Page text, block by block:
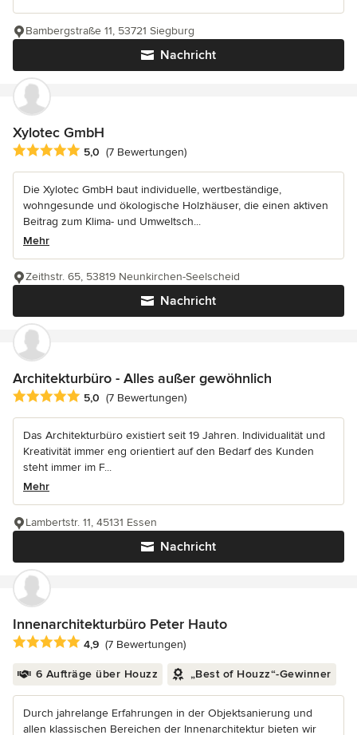
Nachricht
Bambergstraße 11, 53721 Siegburg
Xylotec GmbH
Durchschnittliche Bewertung: 5 von 5 Sternen
5,0 (7 Bewertungen)
Die Xylotec GmbH baut individuelle, wertbeständige,
wohngesunde und ökologische Holzhäuser, die einen aktiven
Beitrag zum Klima- und Umweltsch...
Mehr
Nachricht
Zeithstr. 65, 53819 Neunkirchen-Seelscheid
Architekturbüro - Alles außer gewöhnlich
Durchschnittliche Bewertung: 5 von 5 Sternen
5,0 (7 Bewertungen)
Das Architekturbüro existiert seit 19 Jahren. Individualität und
Kreativität immer eng orientiert auf den Bedarf des Kunden
steht immer im F...
Mehr
Nachricht
Lambertstr. 11, 45131 Essen
Innenarchitekturbüro Peter Hauto
Durchschnittliche Bewertung: 4.9 von 5 Sternen
4,9 (7 Bewertungen)
6 Aufträge über Houzz „Best of Houzz“-Gewinner
Durch jahrelange Erfahrungen in der Objektsanierung und
allen klassischen Bereichen der Innenarchitektur bieten wir